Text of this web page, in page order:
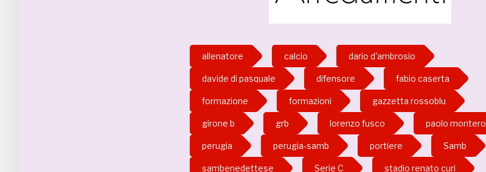
allenatore calcio dario d'ambrosio
davide di pasquale difensore fabio caserta
formazione formazioni gazzetta rossoblu
girone b grb lorenzo fusco paolo montero
perugia perugia-samb portiere Samb
sambenedettese Serie C stadio renato curi